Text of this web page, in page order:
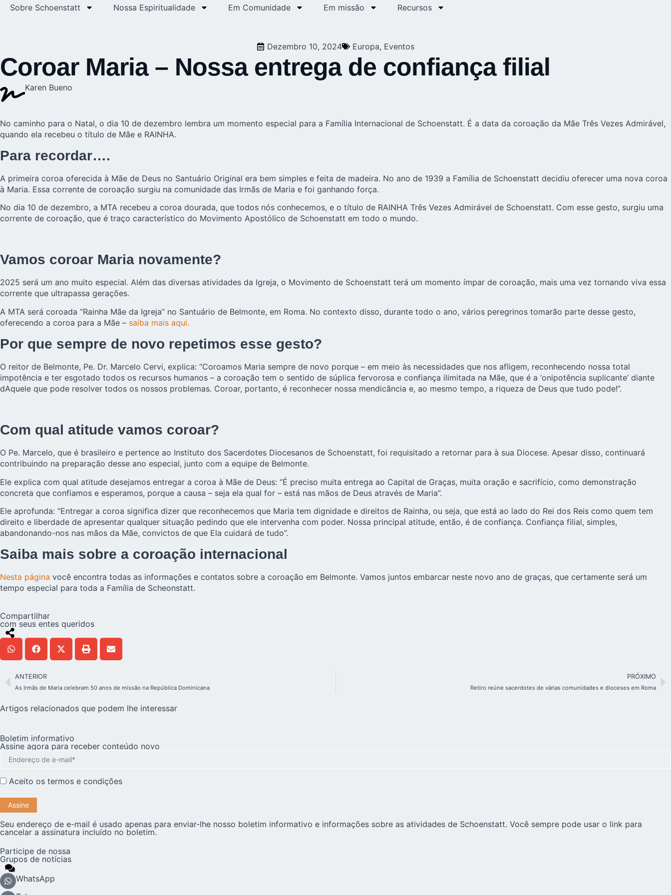
Sobre Schoenstatt Nossa Espiritualidade Em Comunidade Em missão Recursos
Dezembro 10, 2024 Europa, Eventos
Coroar Maria – Nossa entrega de confiança filial
Karen Bueno
No caminho para o Natal, o dia 10 de dezembro lembra um momento especial para a Família Internacional de Schoenstatt. É a data da coroação da Mãe Três Vezes Admirável,
quando ela recebeu o título de Mãe e RAINHA.
Para recordar….
A primeira coroa oferecida à Mãe de Deus no Santuário Original era bem simples e feita de madeira. No ano de 1939 a Família de Schoenstatt decidiu oferecer uma nova coroa
à Maria. Essa corrente de coroação surgiu na comunidade das Irmãs de Maria e foi ganhando força.
No dia 10 de dezembro, a MTA recebeu a coroa dourada, que todos nós conhecemos, e o título de RAINHA Três Vezes Admirável de Schoenstatt. Com esse gesto, surgiu uma
corrente de coroação, que é traço característico do Movimento Apostólico de Schoenstatt em todo o mundo.
Vamos coroar Maria novamente?
2025 será um ano muito especial. Além das diversas atividades da Igreja, o Movimento de Schoenstatt terá um momento ímpar de coroação, mais uma vez tornando viva essa
corrente que ultrapassa gerações.
A MTA será coroada “Rainha Mãe da Igreja” no Santuário de Belmonte, em Roma. No contexto disso, durante todo o ano, vários peregrinos tomarão parte desse gesto,
oferecendo a coroa para a Mãe – saiba mais aqui.
Por que sempre de novo repetimos esse gesto?
O reitor de Belmonte, Pe. Dr. Marcelo Cervi, explica: “Coroamos Maria sempre de novo porque – em meio às necessidades que nos afligem, reconhecendo nossa total
impotência e ter esgotado todos os recursos humanos – a coroação tem o sentido de súplica fervorosa e confiança ilimitada na Mãe, que é a ‘onipotência suplicante’ diante
dAquele que pode resolver todos os nossos problemas. Coroar, portanto, é reconhecer nossa mendicância e, ao mesmo tempo, a riqueza de Deus que tudo pode!”.
Com qual atitude vamos coroar?
O Pe. Marcelo, que é brasileiro e pertence ao Instituto dos Sacerdotes Diocesanos de Schoenstatt, foi requisitado a retornar para à sua Diocese. Apesar disso, continuará
contribuindo na preparação desse ano especial, junto com a equipe de Belmonte.
Ele explica com qual atitude desejamos entregar a coroa à Mãe de Deus: “É preciso muita entrega ao Capital de Graças, muita oração e sacrifício, como demonstração
concreta que confiamos e esperamos, porque a causa – seja ela qual for – está nas mãos de Deus através de Maria”.
Ele aprofunda: “Entregar a coroa significa dizer que reconhecemos que Maria tem dignidade e direitos de Rainha, ou seja, que está ao lado do Rei dos Reis como quem tem
direito e liberdade de apresentar qualquer situação pedindo que ele intervenha com poder. Nossa principal atitude, então, é de confiança. Confiança filial, simples,
abandonando-nos nas mãos da Mãe, convictos de que Ela cuidará de tudo”.
Saiba mais sobre a coroação internacional
Nesta página você encontra todas as informações e contatos sobre a coroação em Belmonte. Vamos juntos embarcar neste novo ano de graças, que certamente será um
tempo especial para toda a Família de Scheonstatt.
Compartilhar
com seus entes queridos
ANTERIOR
As Irmãs de Maria celebram 50 anos de missão na República Dominicana
PRÓXIMO
Retiro reúne sacerdotes de várias comunidades e dioceses em Roma
Artigos relacionados que podem lhe interessar
Boletim informativo
Assine agora para receber conteúdo novo
Aceito os termos e condições
Seu endereço de e-mail é usado apenas para enviar-lhe nosso boletim informativo e informações sobre as atividades de Schoenstatt. Você sempre pode usar o link para
cancelar a assinatura incluído no boletim.
Participe de nossa
Grupos de notícias
WhatsApp